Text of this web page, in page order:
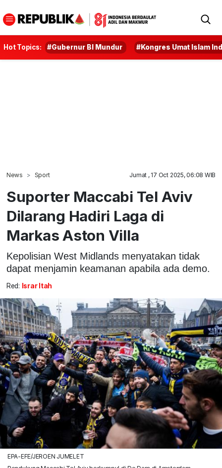
Hot Topics: #Gubernur BI Mundur #Kongres Umat Islam
News Sport Jumat , 17 Oct 2025, 06:08 WIB
Suporter Maccabi Tel Aviv
Dilarang Hadiri Laga di
Markas Aston Villa
Kepolisian West Midlands menyatakan tidak
dapat menjamin keamanan apabila ada demo.
Red: Israr Itah
EPA-EFE/JEROEN JUMELET